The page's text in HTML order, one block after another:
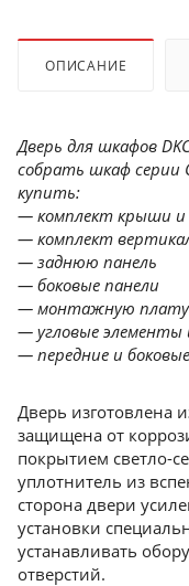
ОПИСАНИЕ
Дверь для шкафов
собрать шкаф серии
купить:
— комплект крыши и
— комплект
— заднюю панель
— боковые панели
— монтажную плату
— угловые элементы
— передние и
Дверь изготовлена
защищена от
покрытием светло-
уплотнитель из
сторона двери
установки
устанавливать
отверстий.